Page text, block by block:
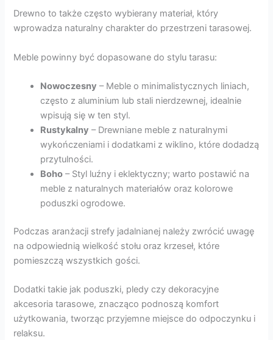
Drewno to także często wybierany materiał, który
wprowadza naturalny charakter do przestrzeni tarasowej.
Meble powinny być dopasowane do stylu tarasu:
Nowoczesny – Meble o minimalistycznych liniach,
często z aluminium lub stali nierdzewnej, idealnie
wpisują się w ten styl.
Rustykalny – Drewniane meble z naturalnymi
wykończeniami i dodatkami z wiklino, które dodadzą
przytulności.
Boho – Styl luźny i eklektyczny; warto postawić na
meble z naturalnych materiałów oraz kolorowe
poduszki ogrodowe.
Podczas aranżacji strefy jadalnianej należy zwrócić uwagę
na odpowiednią wielkość stołu oraz krzeseł, które
pomieszczą wszystkich gości.
Dodatki takie jak poduszki, pledy czy dekoracyjne
akcesoria tarasowe, znacząco podnoszą komfort
użytkowania, tworząc przyjemne miejsce do odpoczynku i
relaksu.